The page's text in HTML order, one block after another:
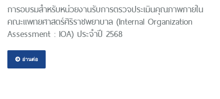
การอบรมสำหรับหน่วยงานรับการตรวจประเมินคุณภาพภายใน
คณะแพทยศาสตร์ศิริราชพยาบาล (Internal Organization
Assessment : IOA) ประจำปี 2568
อ่านต่อ